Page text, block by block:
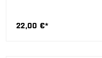
22,00 €*